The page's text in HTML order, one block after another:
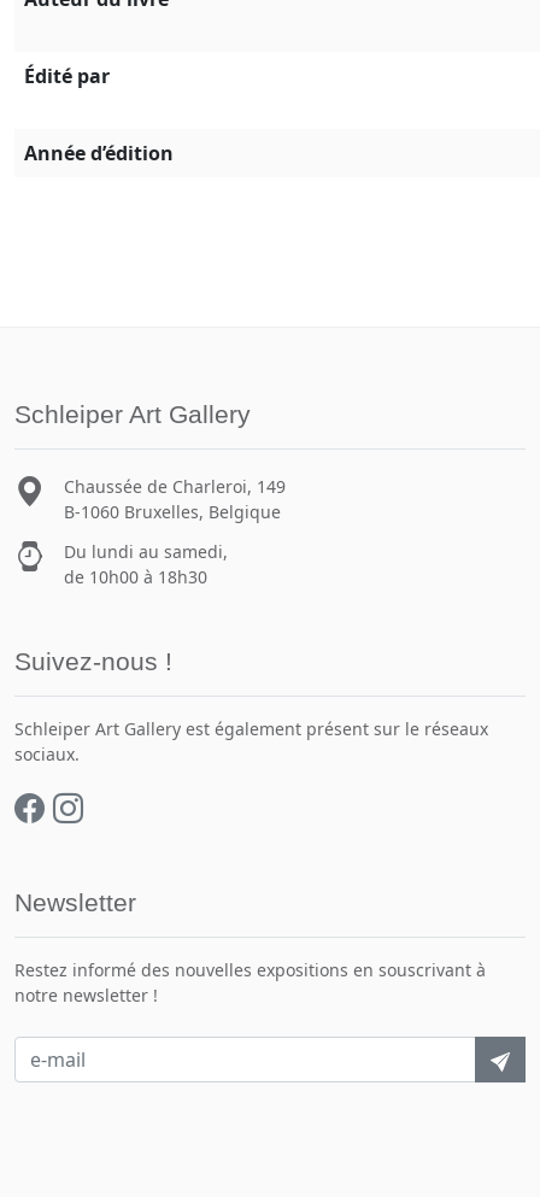
Édité par
Année d’édition
Schleiper Art Gallery
Chaussée de Charleroi, 149
B-1060 Bruxelles, Belgique
Du lundi au samedi,
de 10h00 à 18h30
Suivez-nous !
Schleiper Art Gallery est également présent sur le réseaux
sociaux.
Newsletter
Restez informé des nouvelles expositions en souscrivant à
notre newsletter !